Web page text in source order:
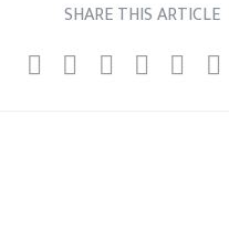
SHARE THIS ARTICLE